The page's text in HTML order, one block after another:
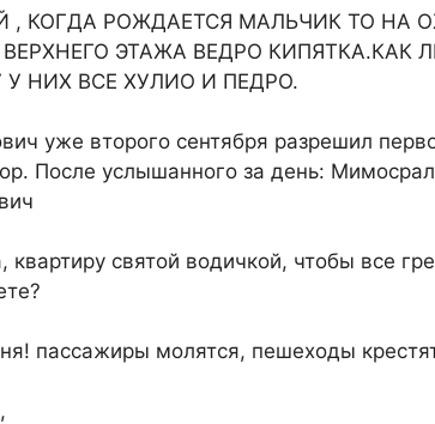
, КОГДА РОЖДАЕТСЯ МАЛЬЧИК ТО НА
ЭТАЖА ВЕДРО КИПЯТКА.КАК
НИХ ВСЕ ХУЛИО И ПЕДРО.
уже второго сентября разрешил
После услышанного за день:
святой водичкой, чтобы все
пассажиры молятся, пешеходы